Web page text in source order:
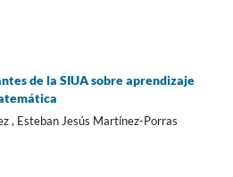
de la SIUA sobre aprendizaje
, Esteban Jesús Martínez-Porras